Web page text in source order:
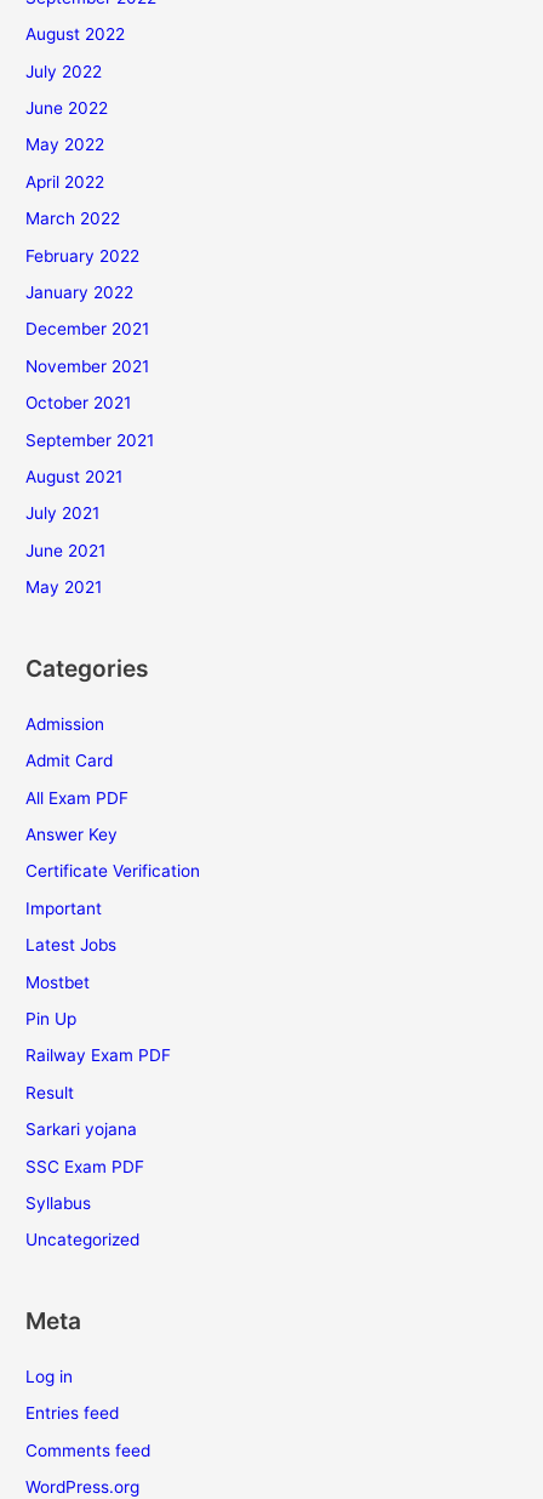
August 2022
July 2022
June 2022
May 2022
April 2022
March 2022
February 2022
January 2022
December 2021
November 2021
October 2021
September 2021
August 2021
July 2021
June 2021
May 2021
Categories
Admission
Admit Card
All Exam PDF
Answer Key
Certificate Verification
Important
Latest Jobs
Mostbet
Pin Up
Railway Exam PDF
Result
Sarkari yojana
SSC Exam PDF
Syllabus
Uncategorized
Meta
Log in
Entries feed
Comments feed
WordPress.org